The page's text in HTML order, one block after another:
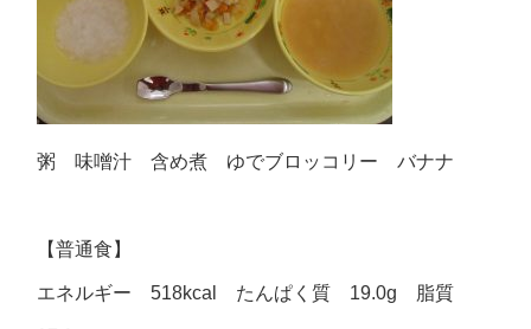
粥 味噌汁 含め煮 ゆでブロッコリー バナナ
【普通食】
エネルギー 518kcal たんぱく質 19.0g 脂質